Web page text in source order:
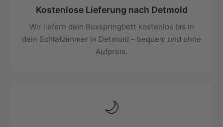
Kostenlose Lieferung nach Detmold
Wir liefern dein Boxspringbett kostenlos bis in
dein Schlafzimmer in Detmold – bequem und ohne
Aufpreis.
🌙